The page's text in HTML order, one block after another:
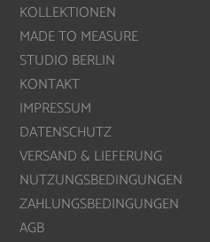
KOLLEKTIONEN
MADE TO MEASURE
STUDIO BERLIN
KONTAKT
IMPRESSUM
DATENSCHUTZ
VERSAND & LIEFERUNG
NUTZUNGSBEDINGUNGEN
ZAHLUNGSBEDINGUNGEN
AGB